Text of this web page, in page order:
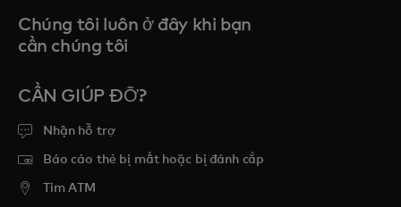
Chúng tôi luôn ở đây khi bạn
cần chúng tôi
CẦN GIÚP ĐỠ?
Nhận hỗ trợ
Báo cáo thẻ bị mất hoặc bị đánh cắp
Tim ATM